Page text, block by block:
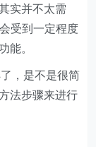
实并不太需
受到一定程度
能。
，是不是很简
法步骤来进行